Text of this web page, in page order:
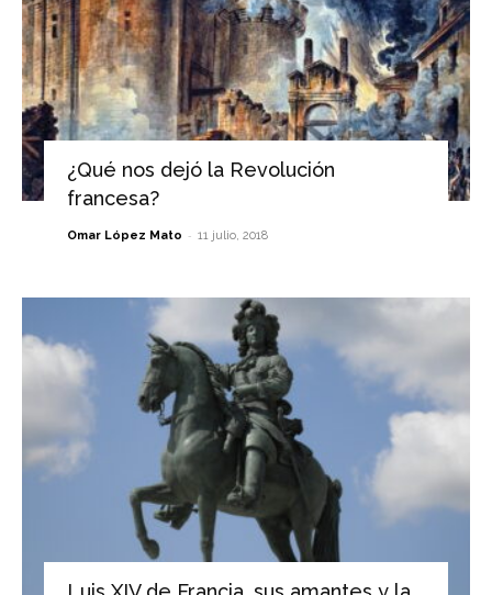
¿Qué nos dejó la Revolución
francesa?
Omar López Mato - 11 julio, 2018